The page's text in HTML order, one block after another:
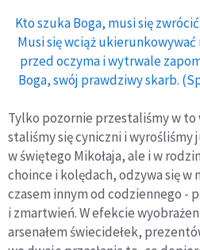
Kto szuka Boga, musi się
Musi się wciąż ukierunkowywać
przed oczyma i wytrwale
Boga, swój prawdziwy skarb.
Tylko pozornie przestaliśmy w to
staliśmy się cyniczni i wyrośliśmy
w świętego Mikołaja, ale i w
choince i kolędach, odzywa się w
czasem innym od codziennego -
i zmartwień. W efekcie
arsenałem świecidełek,